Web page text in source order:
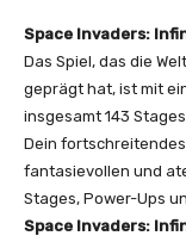
Space Invaders:
Das Spiel, das die
geprägt hat, ist mit
insgesamt 143
Dein
fantasievollen und
Stages, Power-Ups
Space Invaders: